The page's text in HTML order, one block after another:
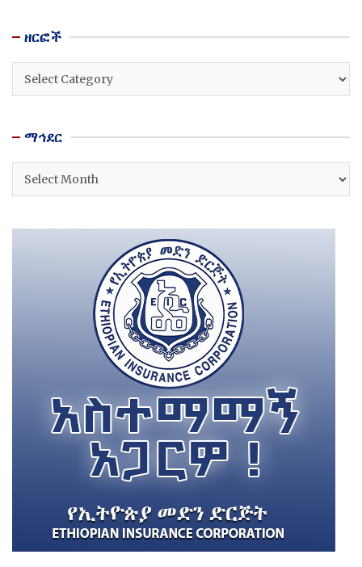
ዘርፎች
ዘርፎች
ማኅደር
ማኅደር